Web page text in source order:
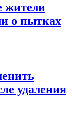
жители
о пытках
удаления